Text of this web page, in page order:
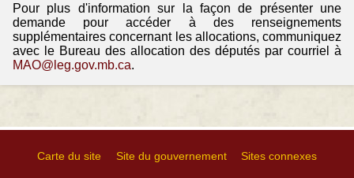
Pour plus d'information sur la façon de présenter une
demande pour accéder à des renseignements
supplémentaires concernant les allocations, communiquez
avec le Bureau des allocation des députés par courriel à
MAO@leg.gov.mb.ca.
Carte du site Site du gouvernement Sites connexes